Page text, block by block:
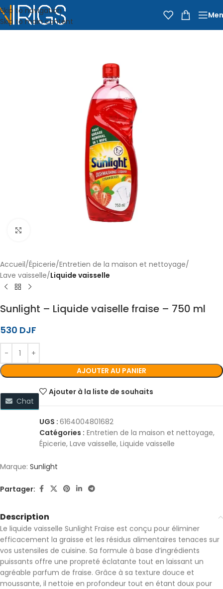
Skip to navigation
Skip to main content
Accueil Épicerie Entretien de la maison et nettoyage
Lave vaisselle Liquide vaisselle
Sunlight – Liquide vaiselle fraise – 750 ml
530 DJF
AJOUTER AU PANIER
Ajouter à la liste de souhaits
Chat
UGS : 6164004801682
Catégories : Entretien de la maison et nettoyage,
Épicerie, Lave vaisselle, Liquide vaisselle
Marque: Sunlight
Partager:
Description
Le liquide vaisselle Sunlight Fraise est conçu pour éliminer
efficacement la graisse et les résidus alimentaires tenaces sur
vos ustensiles de cuisine. Sa formule à base d’ingrédients
puissants offre une propreté éclatante tout en laissant un
agréable parfum de fraise. Grâce à sa texture douce et
moussante, il nettoie en profondeur tout en étant doux pour